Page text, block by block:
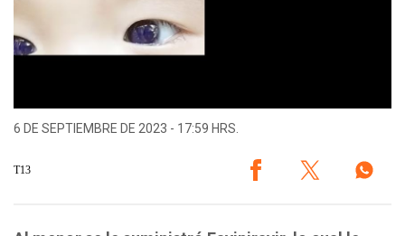
6 DE SEPTIEMBRE DE 2023 - 17:59 HRS.
T13